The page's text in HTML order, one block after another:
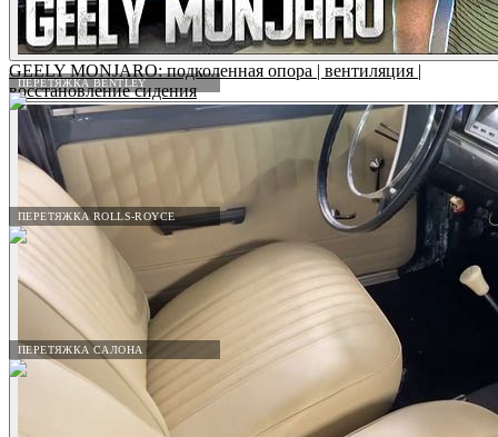
ПЕРЕТЯЖКА BENTLEY
ПЕРЕТЯЖКА ROLLS-ROYCE
ПЕРЕТЯЖКА САЛОНА
GEELY MONJARO: подколенная опора | вентиляция |
восстановление сидения